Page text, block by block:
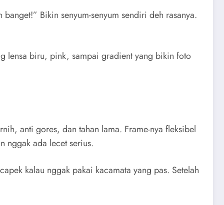
kalau nggak pakai kacamata yang pas. Setelah
Saya pernah motornya siang-siang, sinar